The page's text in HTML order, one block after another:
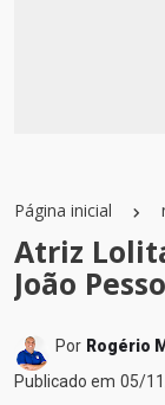
Página inicial
Atriz
João
Por Rogério
Publicado em 05/